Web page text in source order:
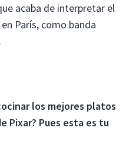
acaba de interpretar el
París, como banda
los mejores platos
Pixar? Pues esta es tu